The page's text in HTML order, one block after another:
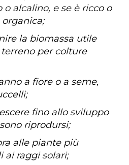
alcalino, e se è ricco o
la biomassa utile
per colture
a fiore o a seme,
fino allo sviluppo
riprodursi;
alle piante più
ai raggi solari;